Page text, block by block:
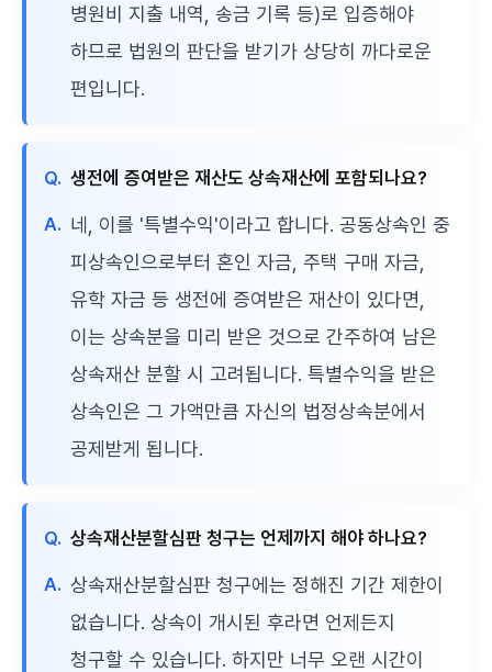
병원비 지출 내역, 송금 기록 등)로 입증해야
하므로 법원의 판단을 받기가 상당히 까다로운
편입니다.
Q. 생전에 증여받은 재산도 상속재산에 포함되나요?
A. 네, 이를 '특별수익'이라고 합니다. 공동상속인 중
피상속인으로부터 혼인 자금, 주택 구매 자금,
유학 자금 등 생전에 증여받은 재산이 있다면,
이는 상속분을 미리 받은 것으로 간주하여 남은
상속재산 분할 시 고려됩니다. 특별수익을 받은
상속인은 그 가액만큼 자신의 법정상속분에서
공제받게 됩니다.
Q. 상속재산분할심판 청구는 언제까지 해야 하나요?
A. 상속재산분할심판 청구에는 정해진 기간 제한이
없습니다. 상속이 개시된 후라면 언제든지
청구할 수 있습니다. 하지만 너무 오랜 시간이